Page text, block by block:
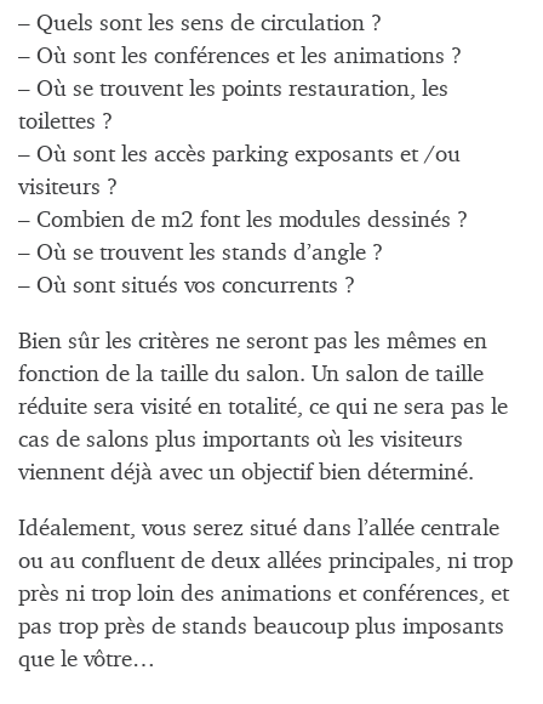
– Quels sont les sens de circulation ?
– Où sont les conférences et les animations ?
– Où se trouvent les points restauration, les
toilettes ?
– Où sont les accès parking exposants et /ou
visiteurs ?
– Combien de m2 font les modules dessinés ?
– Où se trouvent les stands d’angle ?
– Où sont situés vos concurrents ?
Bien sûr les critères ne seront pas les mêmes en
fonction de la taille du salon. Un salon de taille
réduite sera visité en totalité, ce qui ne sera pas le
cas de salons plus importants où les visiteurs
viennent déjà avec un objectif bien déterminé.
Idéalement, vous serez situé dans l’allée centrale
ou au confluent de deux allées principales, ni trop
près ni trop loin des animations et conférences, et
pas trop près de stands beaucoup plus imposants
que le vôtre…